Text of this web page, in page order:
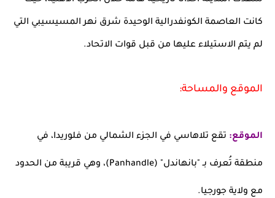
كانت العاصمة الكونفدرالية الوحيدة شرق نهر المسيسيبي التي
لم يتم الاستيلاء عليها من قبل قوات الاتحاد.
الموقع والمساحة:
الموقع: تقع تلاهاسي في الجزء الشمالي من فلوريدا، في
منطقة تُعرف بـ "بانهاندل" (Panhandle)، وهي قريبة من الحدود
مع ولاية جورجيا.